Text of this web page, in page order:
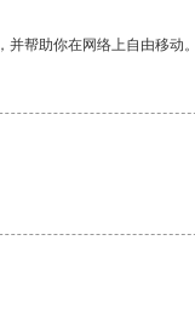
帮助你在网络上自由移动。